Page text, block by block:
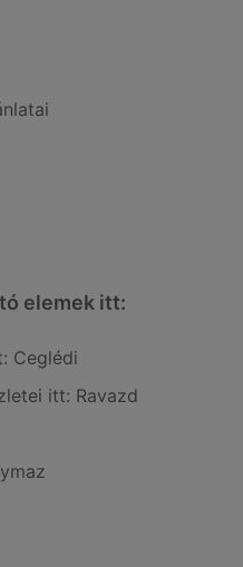
elemek itt:
Ceglédi
itt: Ravazd